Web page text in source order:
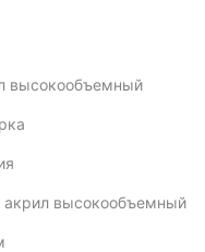
высокообъемный
акрил высокообъемный